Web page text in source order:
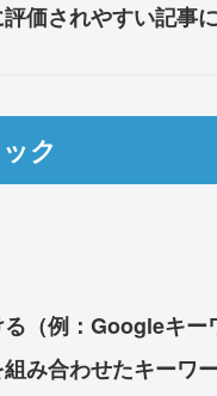
価されやすい記事
ク
（例：Googleキー
み合わせたキーワ